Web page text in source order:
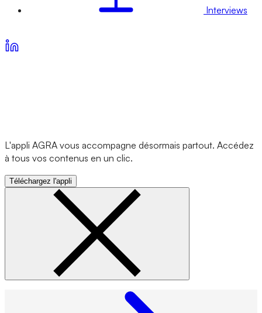
Interviews
L'appli AGRA vous accompagne désormais partout. Accédez
à tous vos contenus en un clic.
Téléchargez l'appli